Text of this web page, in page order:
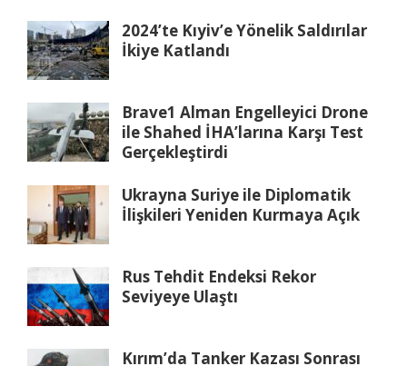
2024’te Kıyiv’e Yönelik Saldırılar
İkiye Katlandı
Brave1 Alman Engelleyici Drone
ile Shahed İHA’larına Karşı Test
Gerçekleştirdi
Ukrayna Suriye ile Diplomatik
İlişkileri Yeniden Kurmaya Açık
Rus Tehdit Endeksi Rekor
Seviyeye Ulaştı
Kırım’da Tanker Kazası Sonrası